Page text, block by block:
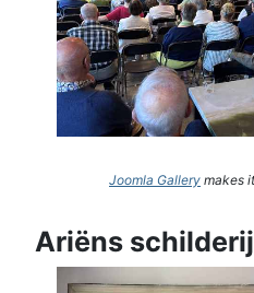
Joomla Gallery makes
Ariëns